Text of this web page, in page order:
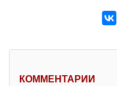
КОММЕНТАРИИ